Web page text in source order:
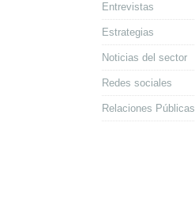
Entrevistas
Estrategias
Noticias del sector
Redes sociales
Relaciones Públicas